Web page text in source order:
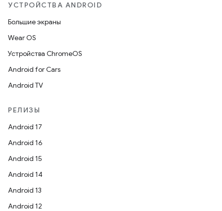
УСТРОЙСТВА ANDROID
Большие экраны
Wear OS
Устройства ChromeOS
Android for Cars
Android TV
РЕЛИЗЫ
Android 17
Android 16
Android 15
Android 14
Android 13
Android 12